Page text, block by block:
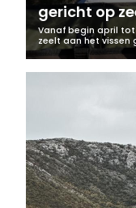
gericht op
Vanaf begin april
zeelt aan het vissen
toe hier op zeelt.
zeelten zich...